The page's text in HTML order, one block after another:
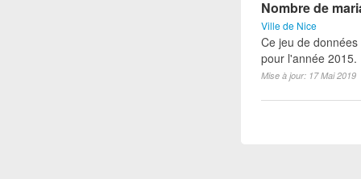
Nombre de
Ville de Nice
Ce jeu de
pour l'année 2015.
Mise à jour: 17 Mai 2019